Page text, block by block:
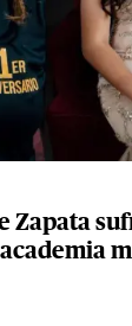
Zapata